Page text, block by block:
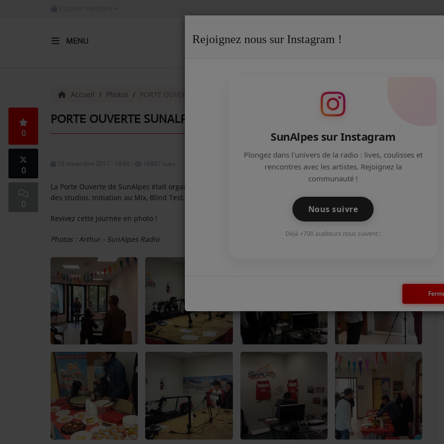
MENU
ACTUALITÉS DE LA RADIO
EMISSIONS
EQUIPE
ARTISTES
TITRES DIFFUSÉS
NOS PARTENAIRES
COMMENT NOUS ÉCOUTER ?
PODCASTS
JEUX CONCOURS
LE T'CHAT DES AUDITEURS
Accueil Photos PORTE OUVERTE SUNALPES RADIO - 4 NOVEMBRE 2017
PORTE OUVERTE SUNALPES RADIO - 4 NOVEMBRE 2017
0
0
0
La Porte Ouverte de SunAlpes était organisée le Samedi 4 Novembre 2017. Au programme : Animations, visite
des studios, Initiation au Mix, Blind Test, Rencontre avec l'équipe... dans la bonne humeur !
Revivez cette journée en photo !
Photos : Arthur - SunAlpes Radio
Rejoignez nous sur Instagram !
SunAlpes sur Instagram
Plongez dans l'univers de la radio : lives, coulisses et
rencontres avec les artistes. Rejoignez la
communauté !
Nous suivre
Déjà +700 auditeurs nous suivent !